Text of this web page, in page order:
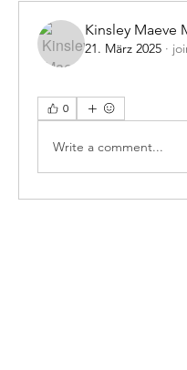
Kinsley Maeve
21. März 2025 ·
0
Write a comment...